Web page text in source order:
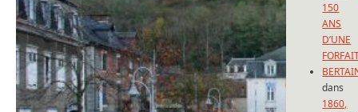
150
ANS
D’UNE
dans
1860,